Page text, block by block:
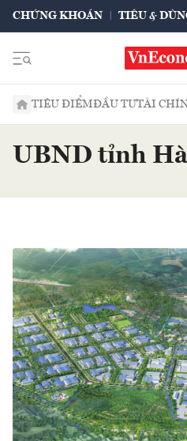
CHỨNG KHOÁN TIÊU &
TIÊU ĐIỂMĐẦU TƯTÀI
UBND tỉnh